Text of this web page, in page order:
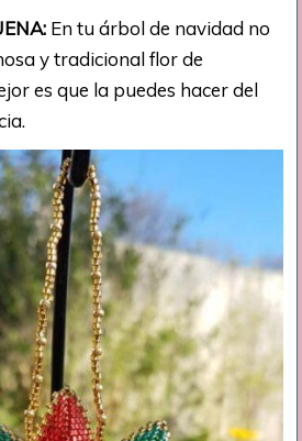
En tu árbol de navidad no
y tradicional flor de
es que la puedes hacer del